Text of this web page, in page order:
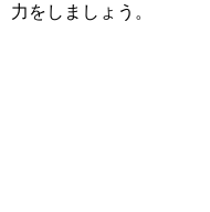
力をしましょう。